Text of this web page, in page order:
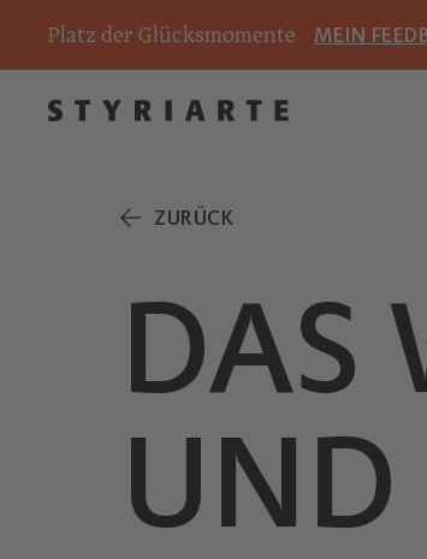
Platz der Glücksmomente MEIN
ZURÜCK
DAS
UND